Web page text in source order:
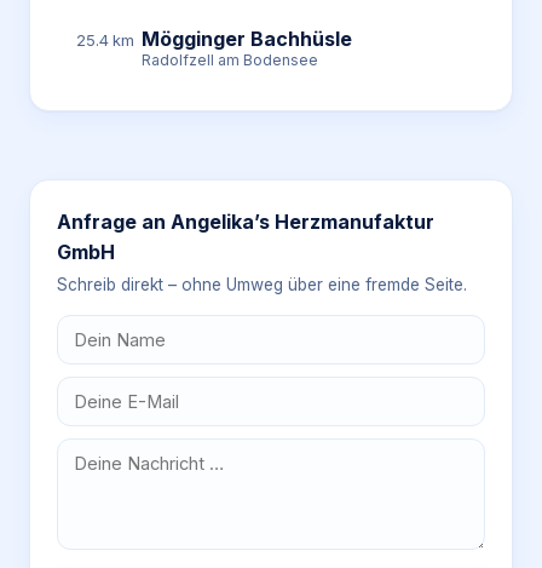
25.4 km Mögginger Bachhüsle
Radolfzell am Bodensee
Anfrage an Angelika’s Herzmanufaktur
GmbH
Schreib direkt – ohne Umweg über eine fremde Seite.